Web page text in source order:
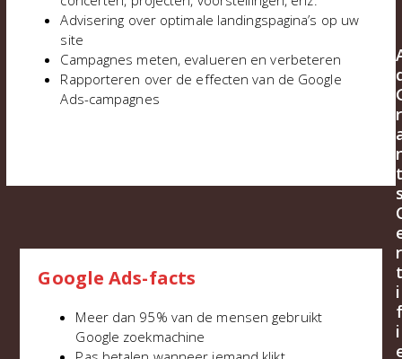
Advisering over optimale landingspagina’s op uw
site
Campagnes meten, evalueren en verbeteren
Rapporteren over de effecten van de Google
Ads-campagnes
Google Ads-facts
Meer dan 95% van de mensen gebruikt
Google zoekmachine
r
t
r
t
i
f
i